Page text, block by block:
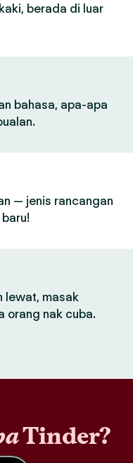
berada di luar
bahasa, apa-apa
— jenis rancangan
lewat, masak
orang nak cuba.
Tinder?